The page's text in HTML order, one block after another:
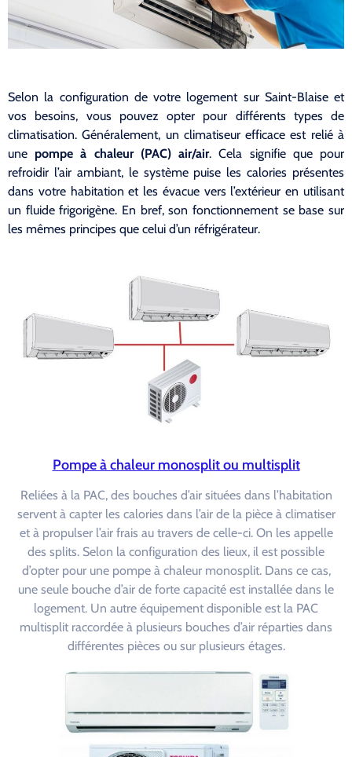
Selon la configuration de votre logement sur Saint-Blaise et
vos besoins, vous pouvez opter pour différents types de
climatisation. Généralement, un climatiseur efficace est relié à
une pompe à chaleur (PAC) air/air. Cela signifie que pour
refroidir l’air ambiant, le système puise les calories présentes
dans votre habitation et les évacue vers l’extérieur en utilisant
un fluide frigorigène. En bref, son fonctionnement se base sur
les mêmes principes que celui d’un réfrigérateur.
Pompe à chaleur monosplit ou multisplit
Reliées à la PAC, des bouches d’air situées dans l’habitation
servent à capter les calories dans l’air de la pièce à climatiser
et à propulser l’air frais au travers de celle-ci. On les appelle
des splits. Selon la configuration des lieux, il est possible
d’opter pour une pompe à chaleur monosplit. Dans ce cas,
une seule bouche d’air de forte capacité est installée dans le
logement. Un autre équipement disponible est la PAC
multisplit raccordée à plusieurs bouches d’air réparties dans
différentes pièces ou sur plusieurs étages.